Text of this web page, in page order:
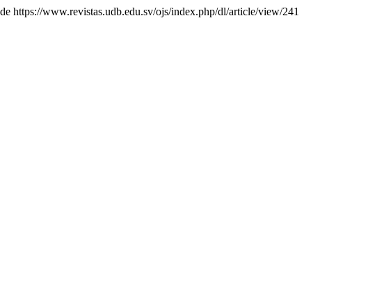
https://www.revistas.udb.edu.sv/ojs/index.php/dl/article/view/241